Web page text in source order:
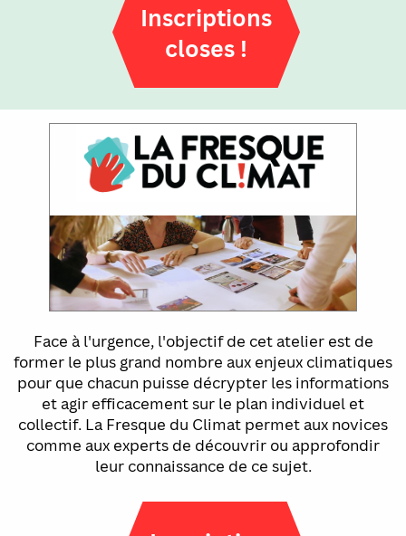
Inscriptions
closes !
Face à l'urgence, l'objectif de cet atelier est de
former le plus grand nombre aux enjeux climatiques
pour que chacun puisse décrypter les informations
et agir efficacement sur le plan individuel et
collectif. La Fresque du Climat permet aux novices
comme aux experts de découvrir ou approfondir
leur connaissance de ce sujet.